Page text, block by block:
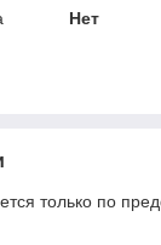
Нет
только по